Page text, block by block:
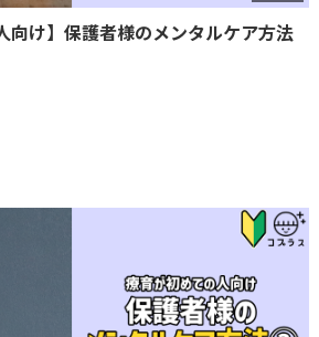
向け】保護者様のメンタルケア方法